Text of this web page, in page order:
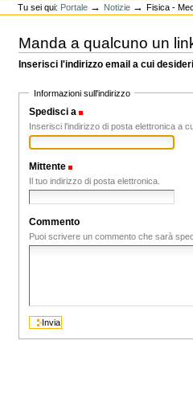
Tu sei qui: Portale → Notizie →Fisica -
Manda a qualcuno un
Inserisci l'indirizzo email a cui
Informazioni sull'indirizzo
Spedisci a
Inserisci l'indirizzo di posta elettronica a
Mittente
Il tuo indirizzo di posta elettronica.
Commento
Puoi scrivere un commento che sarà